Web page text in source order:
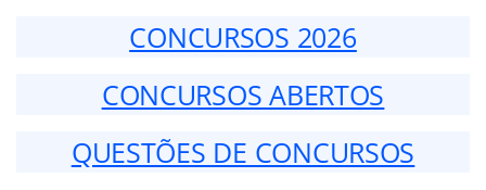
CONCURSOS 2026
CONCURSOS ABERTOS
QUESTÕES DE CONCURSOS